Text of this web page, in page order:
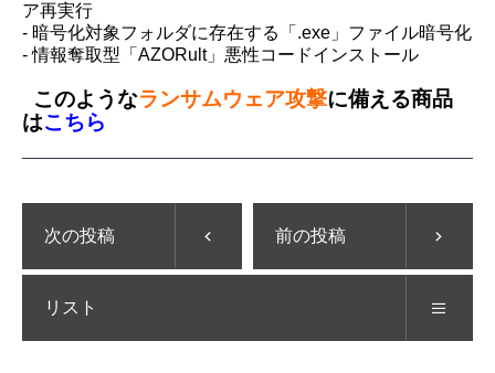
ア再実行
- 暗号化対象フォルダに存在する「.exe」ファイル暗号化
- 情報奪取型「AZORult」悪性コードインストール
このようなランサムウェア攻撃に備える商品
はこちら
次の投稿 前の投稿
リスト